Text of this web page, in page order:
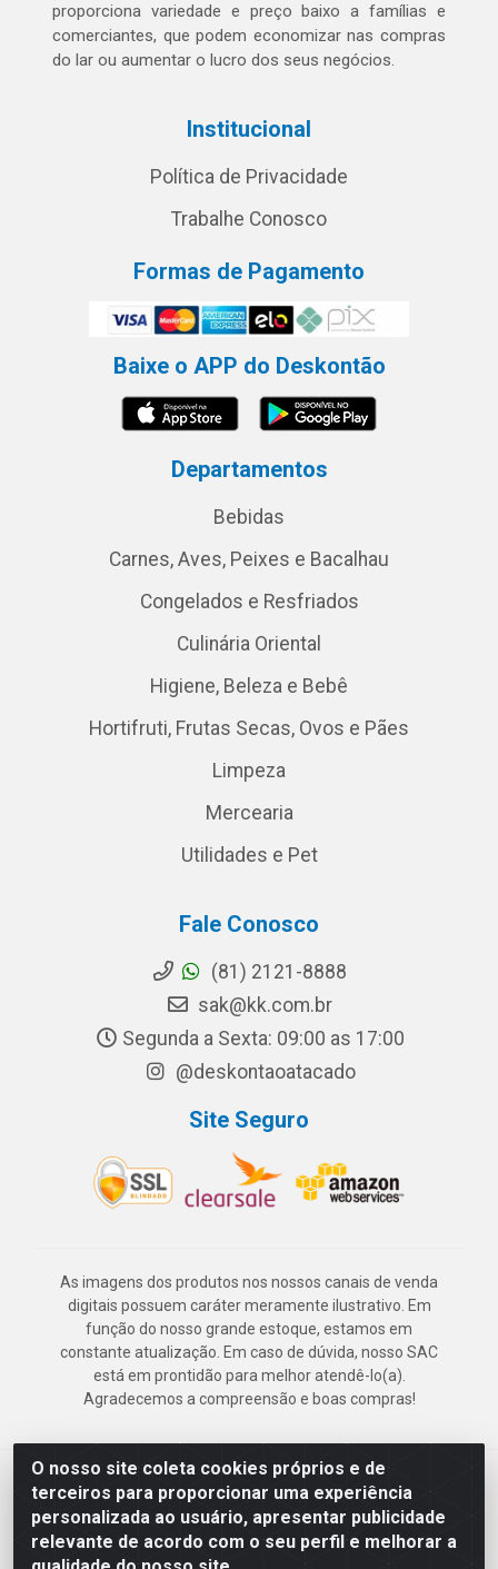
O nosso site coleta cookies próprios e de
terceiros para proporcionar uma experiência
personalizada ao usuário, apresentar publicidade
relevante de acordo com o seu perfil e melhorar a
proporciona variedade e preço baixo a famílias e
comerciantes, que podem economizar nas compras
do lar ou aumentar o lucro dos seus negócios.
Institucional
Política de Privacidade
Trabalhe Conosco
Formas de Pagamento
Baixe o APP do Deskontão
Departamentos
Bebidas
Carnes, Aves, Peixes e Bacalhau
Congelados e Resfriados
Culinária Oriental
Higiene, Beleza e Bebê
Hortifruti, Frutas Secas, Ovos e Pães
Limpeza
Mercearia
Utilidades e Pet
Fale Conosco
(81) 2121-8888
sak@kk.com.br
Segunda a Sexta: 09:00 as 17:00
@deskontaoatacado
Site Seguro
As imagens dos produtos nos nossos canais de venda
digitais possuem caráter meramente ilustrativo. Em
função do nosso grande estoque, estamos em
constante atualização. Em caso de dúvida, nosso SAC
está em prontidão para melhor atendê-lo(a).
Agradecemos a compreensão e boas compras!
Deskontão Atacado - Av. Marechal Mascarenhas de Morais, 2471 -
Imbiribeira - Recife/PE - CEP 51.150-001 - CNPJ 24.150.377/0003-
57